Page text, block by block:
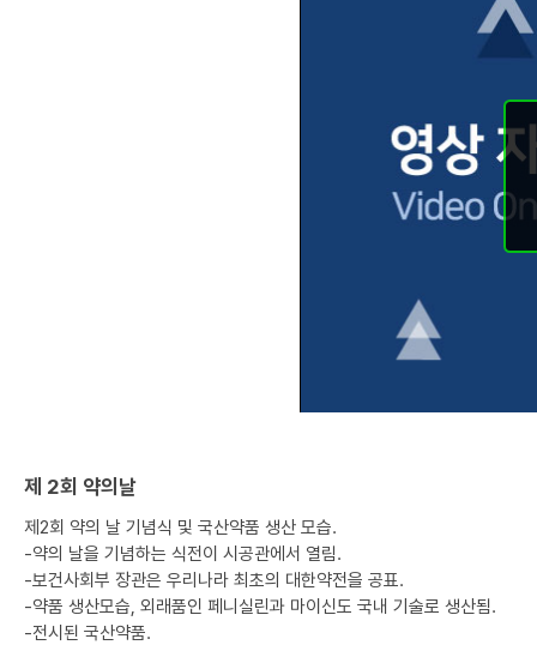
제 2회 약의날
제2회 약의 날 기념식 및 국산약품 생산 모습.
-약의 날을 기념하는 식전이 시공관에서 열림.
-보건사회부 장관은 우리나라 최초의 대한약전을 공표.
-약품 생산모습, 외래품인 페니실린과 마이신도 국내 기술로 생산됨.
-전시된 국산약품.